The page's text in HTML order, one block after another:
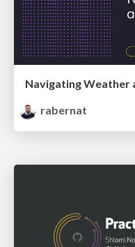
Navigating Weather
rabernat